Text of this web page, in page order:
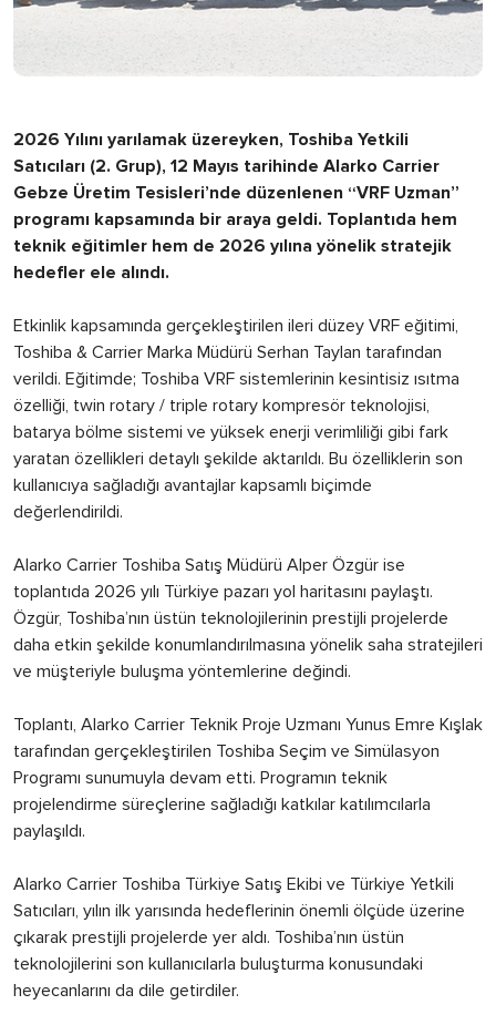
2026 Yılını yarılamak üzereyken, Toshiba Yetkili
Satıcıları (2. Grup), 12 Mayıs tarihinde Alarko Carrier
Gebze Üretim Tesisleri’nde düzenlenen “VRF Uzman”
programı kapsamında bir araya geldi. Toplantıda hem
teknik eğitimler hem de 2026 yılına yönelik stratejik
hedefler ele alındı.
Etkinlik kapsamında gerçekleştirilen ileri düzey VRF eğitimi,
Toshiba & Carrier Marka Müdürü Serhan Taylan tarafından
verildi. Eğitimde; Toshiba VRF sistemlerinin kesintisiz ısıtma
özelliği, twin rotary / triple rotary kompresör teknolojisi,
batarya bölme sistemi ve yüksek enerji verimliliği gibi fark
yaratan özellikleri detaylı şekilde aktarıldı. Bu özelliklerin son
kullanıcıya sağladığı avantajlar kapsamlı biçimde
değerlendirildi.
Alarko Carrier Toshiba Satış Müdürü Alper Özgür ise
toplantıda 2026 yılı Türkiye pazarı yol haritasını paylaştı.
Özgür, Toshiba’nın üstün teknolojilerinin prestijli projelerde
daha etkin şekilde konumlandırılmasına yönelik saha stratejileri
ve müşteriyle buluşma yöntemlerine değindi.
Toplantı, Alarko Carrier Teknik Proje Uzmanı Yunus Emre Kışlak
tarafından gerçekleştirilen Toshiba Seçim ve Simülasyon
Programı sunumuyla devam etti. Programın teknik
projelendirme süreçlerine sağladığı katkılar katılımcılarla
paylaşıldı.
Alarko Carrier Toshiba Türkiye Satış Ekibi ve Türkiye Yetkili
Satıcıları, yılın ilk yarısında hedeflerinin önemli ölçüde üzerine
çıkarak prestijli projelerde yer aldı. Toshiba’nın üstün
teknolojilerini son kullanıcılarla buluşturma konusundaki
heyecanlarını da dile getirdiler.